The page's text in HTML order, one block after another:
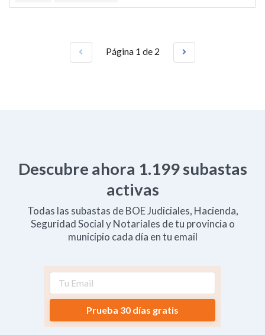
Página 1 de 2
Descubre ahora 1.199subastas
activas
Todas las subastas de BOE Judiciales, Hacienda,
Seguridad Social y Notariales de tu provincia o
municipio cada día en tu email
Prueba 30 días gratis